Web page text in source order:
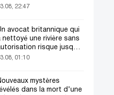
22:47
avocat britannique qui
nettoyé une rivière sans
risque jusqu'à
ans de prison
01:10
mystères
dans la mort d'une